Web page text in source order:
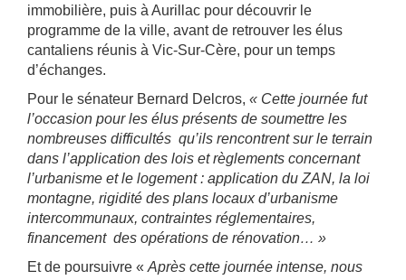
immobilière, puis à Aurillac pour découvrir le
programme de la ville, avant de retrouver les élus
cantaliens réunis à Vic-Sur-Cère, pour un temps
d’échanges.
Pour le sénateur Bernard Delcros, « Cette journée fut
l’occasion pour les élus présents de soumettre les
nombreuses difficultés qu’ils rencontrent sur le terrain
dans l’application des lois et règlements concernant
l’urbanisme et le logement : application du ZAN, la loi
montagne, rigidité des plans locaux d’urbanisme
intercommunaux, contraintes réglementaires,
financement des opérations de rénovation… »
Et de poursuivre « Après cette journée intense, nous